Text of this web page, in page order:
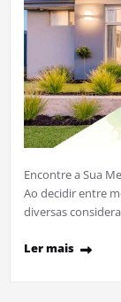
Encontre a Sua
Ao decidir entre
diversas
Ler mais